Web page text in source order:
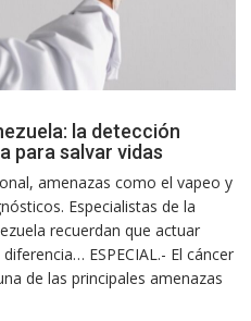
la detección
para salvar vidas
amenazas como el vapeo y
Especialistas de la
recuerdan que actuar
ESPECIAL.- El cáncer
de las principales amenazas